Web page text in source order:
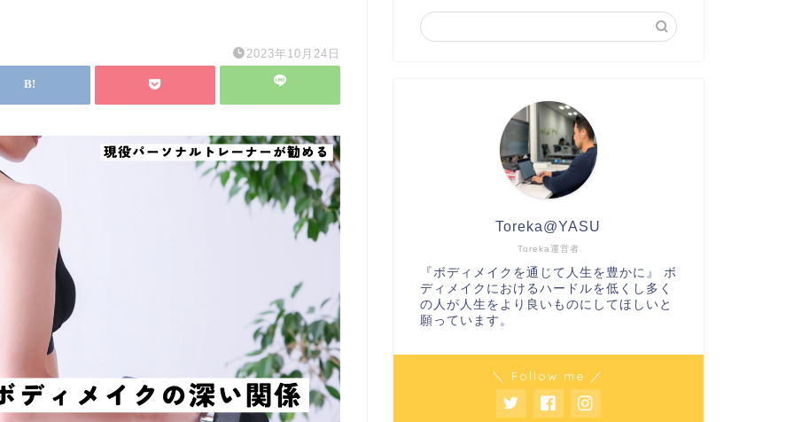
2023年10月24日
Toreka運営者
Toreka@YASU
『ボディメイクを通じて人生を豊かに』 ボ
ディメイクにおけるハードルを低くし多く
の人が人生をより良いものにしてほしいと
願っています。
＼ Follow me ／